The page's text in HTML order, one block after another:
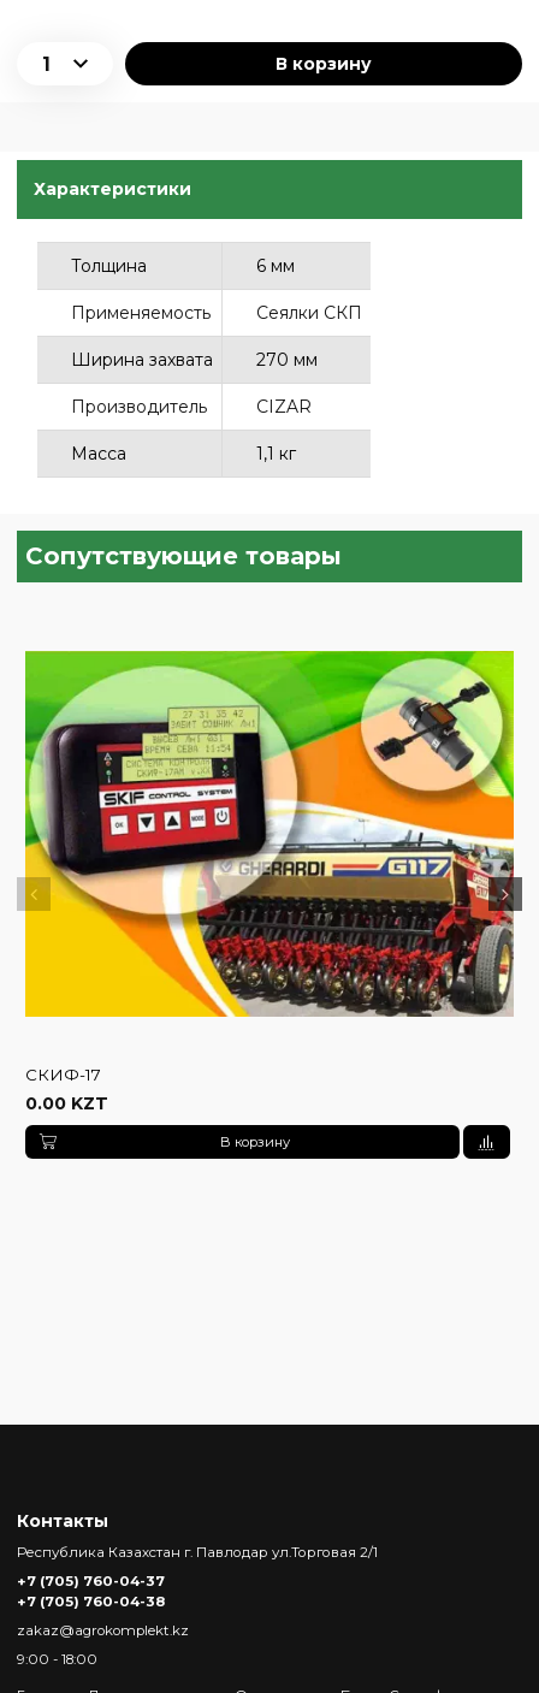
В корзину
Характеристики
Толщина 6 мм
Применяемость Сеялки СКП
Ширина захвата 270 мм
Производитель CIZAR
Масса 1,1 кг
Сопутствующие товары
СКИФ-17
0.00 KZT
В корзину
Контакты
Республика Казахстан г. Павлодар ул.Торговая 2/1
+7 (705) 760-04-37
+7 (705) 760-04-38
zakaz@agrokomplekt.kz
9:00 - 18:00